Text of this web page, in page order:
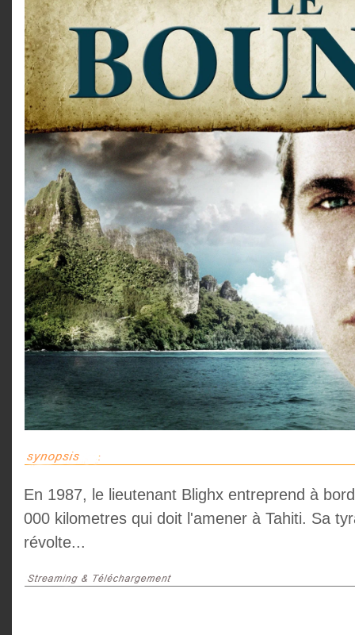
En 1987, le lieutenant Blighx entreprend à
000 kilometres qui doit l'amener à Tahiti. Sa
révolte...